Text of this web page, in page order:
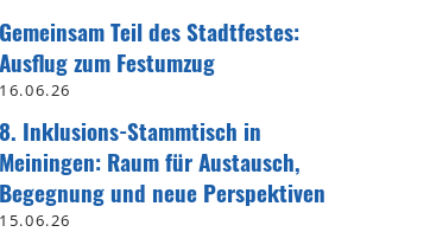
Gemeinsam Teil des Stadtfestes:
Ausflug zum Festumzug
16.06.26
8. Inklusions-Stammtisch in
Meiningen: Raum für Austausch,
Begegnung und neue Perspektiven
15.06.26